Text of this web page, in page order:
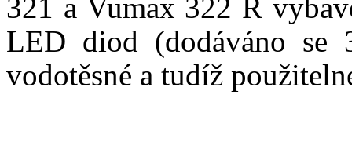
321 a Vumax 322 R
LED diod (dodáváno se
vodotěsné a tudíž